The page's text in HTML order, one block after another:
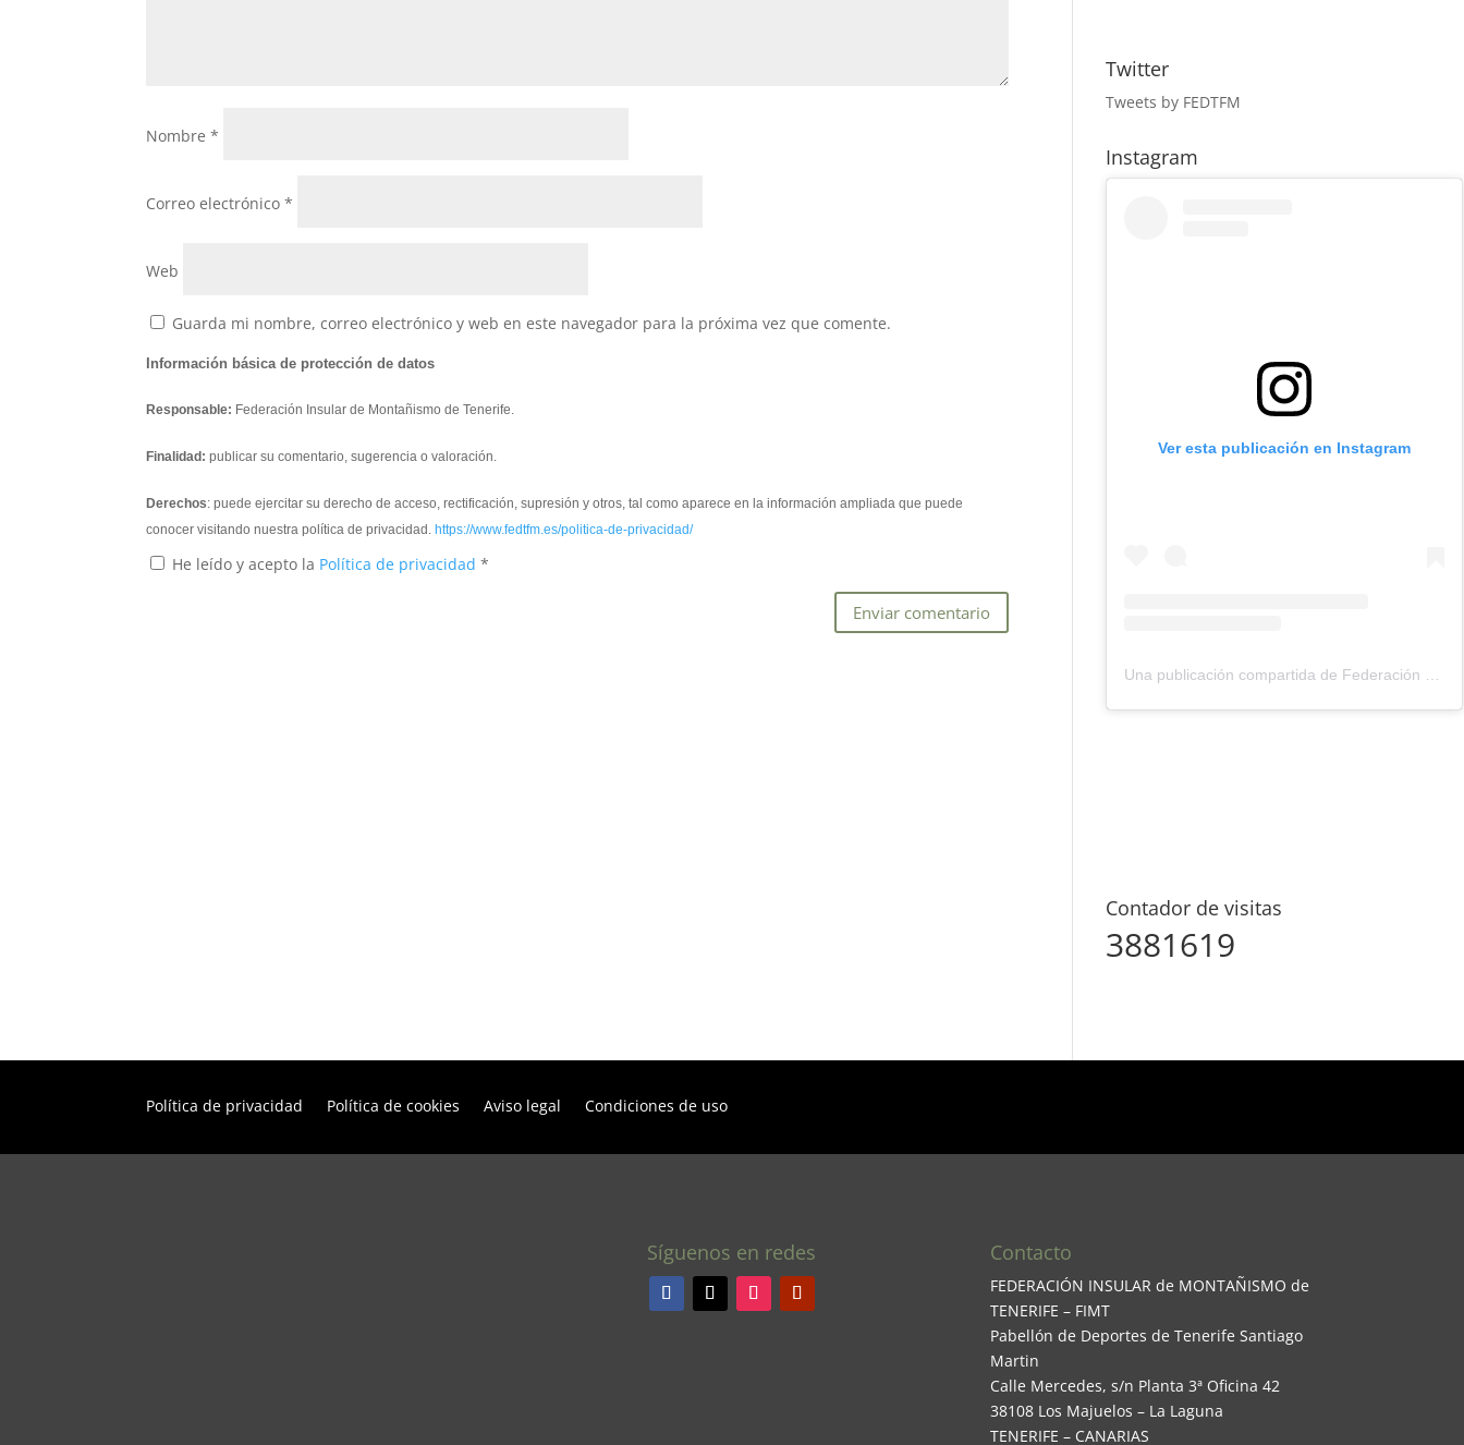
Nombre*
Correo electrónico*
Web
Guarda mi nombre, correo electrónico y web en este navegador para la próxima vez que comente.
Información básica de protección de datos
Responsable: Federación Insular de Montañismo de Tenerife.
Finalidad: publicar su comentario, sugerencia o valoración.
Derechos: puede ejercitar su derecho de acceso, rectificación, supresión y otros, tal como aparece en la información ampliada que puede
conocer visitando nuestra política de privacidad. https://www.fedtfm.es/politica-de-privacidad/
He leído y acepto la Política de privacidad*
Twitter
Tweets by FEDTFM
Instagram
Ver esta publicación en Instagram
Contador de visitas
3881619
Política de privacidad Política de cookies Aviso legal Condiciones de uso
Síguenos en redes Contacto
FEDERACIÓN INSULAR de MONTAÑISMO de
TENERIFE – FIMT
Pabellón de Deportes de Tenerife Santiago
Martin
Calle Mercedes, s/n Planta 3ª Oficina 42
38108 Los Majuelos – La Laguna
TENERIFE – CANARIAS